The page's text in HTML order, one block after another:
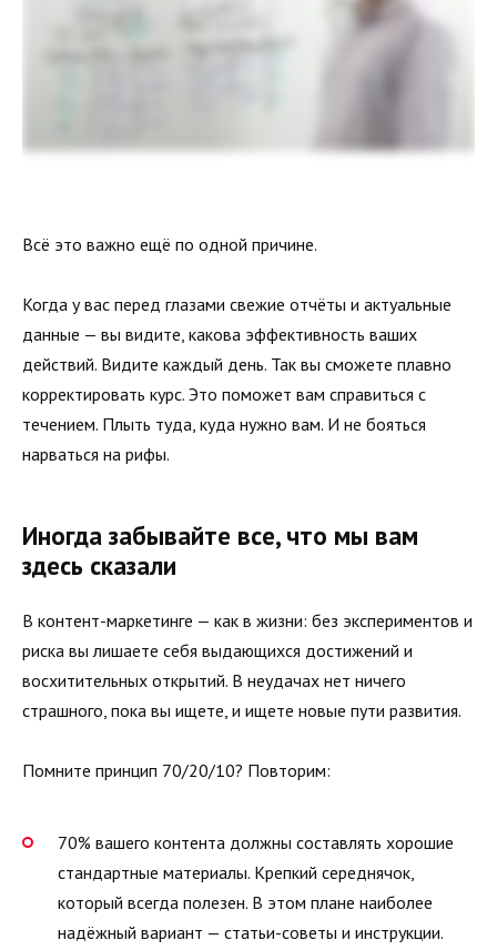
Всё это важно ещё по одной причине.
Когда у вас перед глазами свежие отчёты и актуальные
данные — вы видите, какова эффективность ваших
действий. Видите каждый день. Так вы сможете плавно
корректировать курс. Это поможет вам справиться с
течением. Плыть туда, куда нужно вам. И не бояться
нарваться на рифы.
Иногда забывайте все, что мы вам
здесь сказали
В контент-маркетинге — как в жизни: без экспериментов и
риска вы лишаете себя выдающихся достижений и
восхитительных открытий. В неудачах нет ничего
страшного, пока вы ищете, и ищете новые пути развития.
Помните принцип 70/20/10? Повторим:
70% вашего контента должны составлять хорошие
стандартные материалы. Крепкий середнячок,
который всегда полезен. В этом плане наиболее
надёжный вариант — статьи-советы и инструкции.